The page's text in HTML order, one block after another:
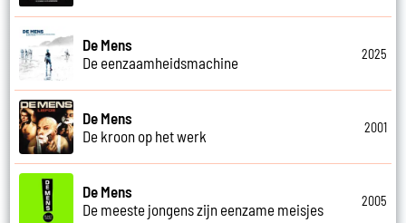
De Mens
De eenzaamheidsmachine
2025
De Mens
De kroon op het werk
2001
De Mens
De meeste jongens zijn eenzame meisjes
2005